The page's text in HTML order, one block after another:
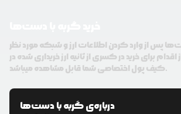
پس از وارد کردن اطلاعات ارز و شبکه مورد نظر
برای خرید در کسری از ثانیه ارز خریداری شده در
کیف پول اختصاصی شما قابل مشاهده میباشد.
درباره‌یگربه با دست‌ها